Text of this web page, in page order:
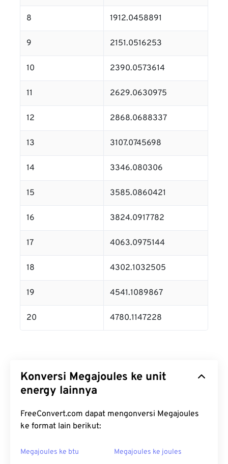
8 1912.0458891
9 2151.0516253
10 2390.0573614
11 2629.0630975
12 2868.0688337
13 3107.0745698
14 3346.080306
15 3585.0860421
16 3824.0917782
17 4063.0975144
18 4302.1032505
19 4541.1089867
20 4780.1147228
Konversi Megajoules ke unit
energy lainnya
FreeConvert.com dapat mengonversi Megajoules
ke format lain berikut:
Megajoules ke btu Megajoules ke joules